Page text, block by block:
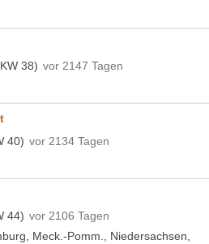
38) vor 2147 Tagen
40) vor 2134 Tagen
44) vor 2106 Tagen
Meck.-Pomm., Niedersachsen,